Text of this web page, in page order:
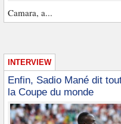
Camara, a...
INTERVIEW
Enfin, Sadio Mané dit
la Coupe du monde